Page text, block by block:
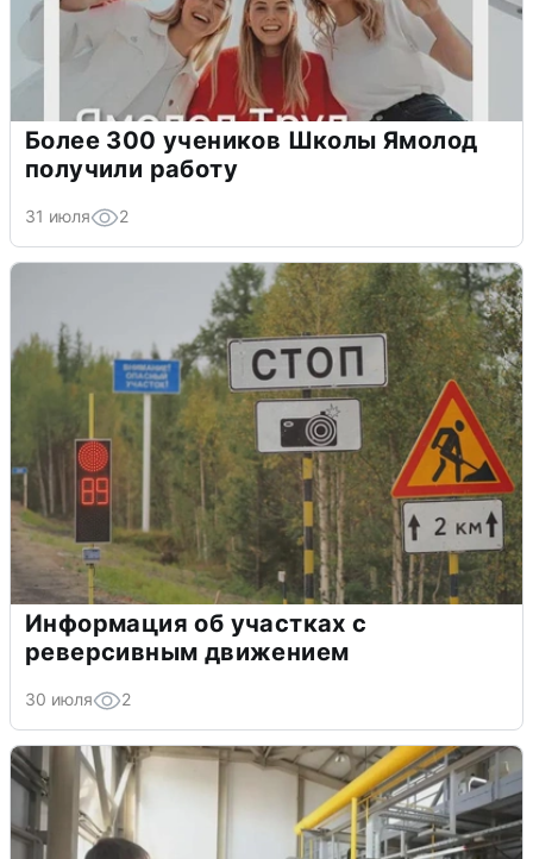
Более 300 учеников Школы Ямолод
получили работу
31 июля 2
Информация об участках с
реверсивным движением
30 июля 2